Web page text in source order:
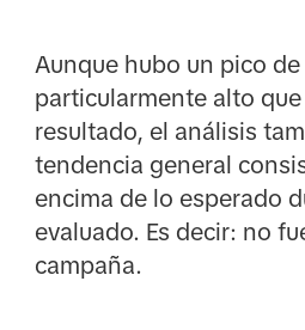
Aunque hubo un pico
particularmente alto
resultado, el análisis
tendencia general
encima de lo esperado
evaluado. Es decir: no
campaña.